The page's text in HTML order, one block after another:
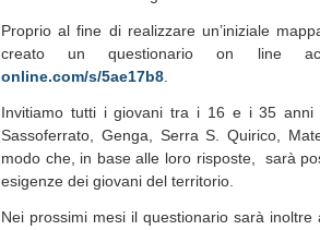
Proprio al fine di realizzare un’iniziale
creato un questionario on line
online.com/s/5ae17b8
Invitiamo tutti i giovani tra i 16 e i 35 anni
Sassoferrato, Genga, Serra S. Quirico,
modo che, in base alle loro risposte, sarà
esigenze dei giovani del territorio.
Nei prossimi mesi il questionario sarà